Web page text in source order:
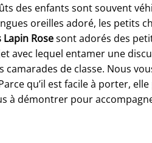
des enfants sont souvent
oreilles adoré, les petits
Lapin Rosesont adorés des
avec lequel entamer une
de classe. Nous
qu’il est facile à porter,
à démontrer pour